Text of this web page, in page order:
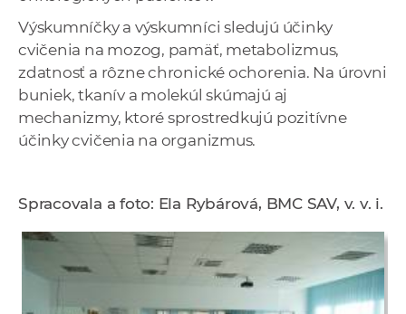
Výskumníčky a výskumníci sledujú účinky
cvičenia na mozog, pamäť, metabolizmus,
zdatnosť a rôzne chronické ochorenia. Na úrovni
buniek, tkanív a molekúl skúmajú aj
mechanizmy, ktoré sprostredkujú pozitívne
účinky cvičenia na organizmus.
Spracovala a foto: Ela Rybárová, BMC SAV, v. v. i.